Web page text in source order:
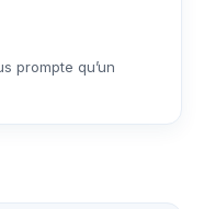
prompte qu’un